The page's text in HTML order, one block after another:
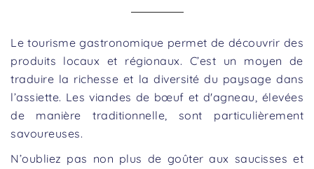
Le tourisme gastronomique permet de découvrir des
produits locaux et régionaux. C’est un moyen de
traduire la richesse et la diversité du paysage dans
l’assiette. Les viandes de bœuf et d'agneau, élevées
de manière traditionnelle, sont particulièrement
savoureuses.
N’oubliez pas non plus de goûter aux saucisses et